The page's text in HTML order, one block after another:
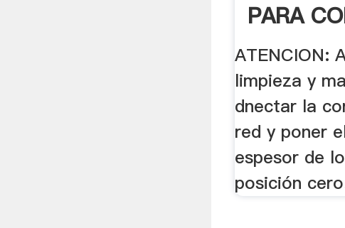
PARA
.
ATENCION:
limpieza y
dnectar la
red y poner
espesor de
posición